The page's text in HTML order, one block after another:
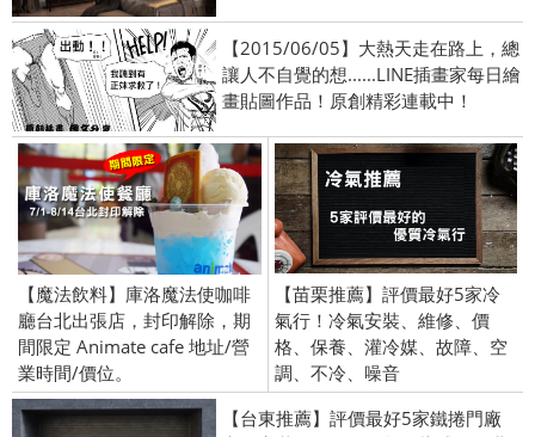
【2015/06/05】大熱天走在路上，總
讓人不自覺的想......LINE插畫家每日繪
畫貼圖作品！原創精彩連載中！
【魔法飲料】庫洛魔法使咖啡
廳台北出張店，封印解除，期
間限定 Animate cafe 地址/營
業時間/價位。
【苗栗推薦】評價最好5家冷
氣行！冷氣安裝、維修、價
格、保養、灌冷媒、故障、空
調、不冷、噪音
【台東推薦】評價最好5家鐵捲門廠